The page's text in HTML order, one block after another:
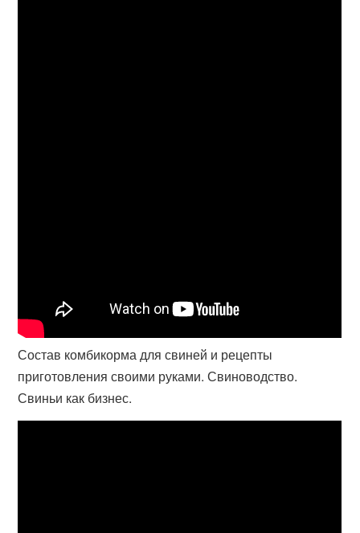
Состав комбикорма для свиней и рецепты
приготовления своими руками. Свиноводство.
Свиньи как бизнес.